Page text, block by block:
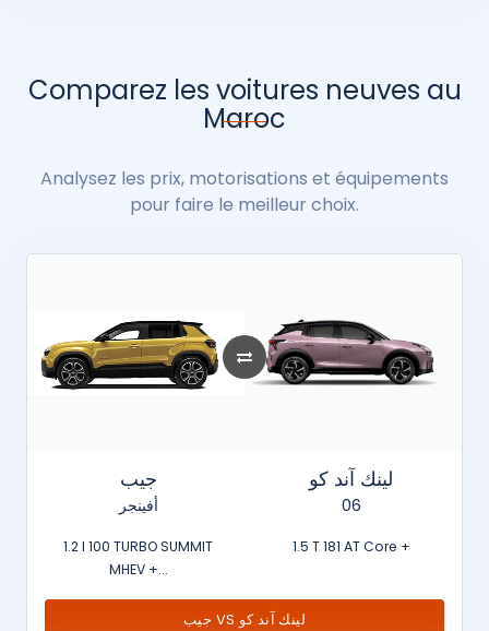
Comparez les voitures neuves au
Maroc
Analysez les prix, motorisations et équipements
pour faire le meilleur choix.
جيب
أفينجر
1.2 l 100 TURBO SUMMIT
MHEV +...
لينك آند كو
06
1.5 T 181 AT Core +
جيب VS لينك آند كو